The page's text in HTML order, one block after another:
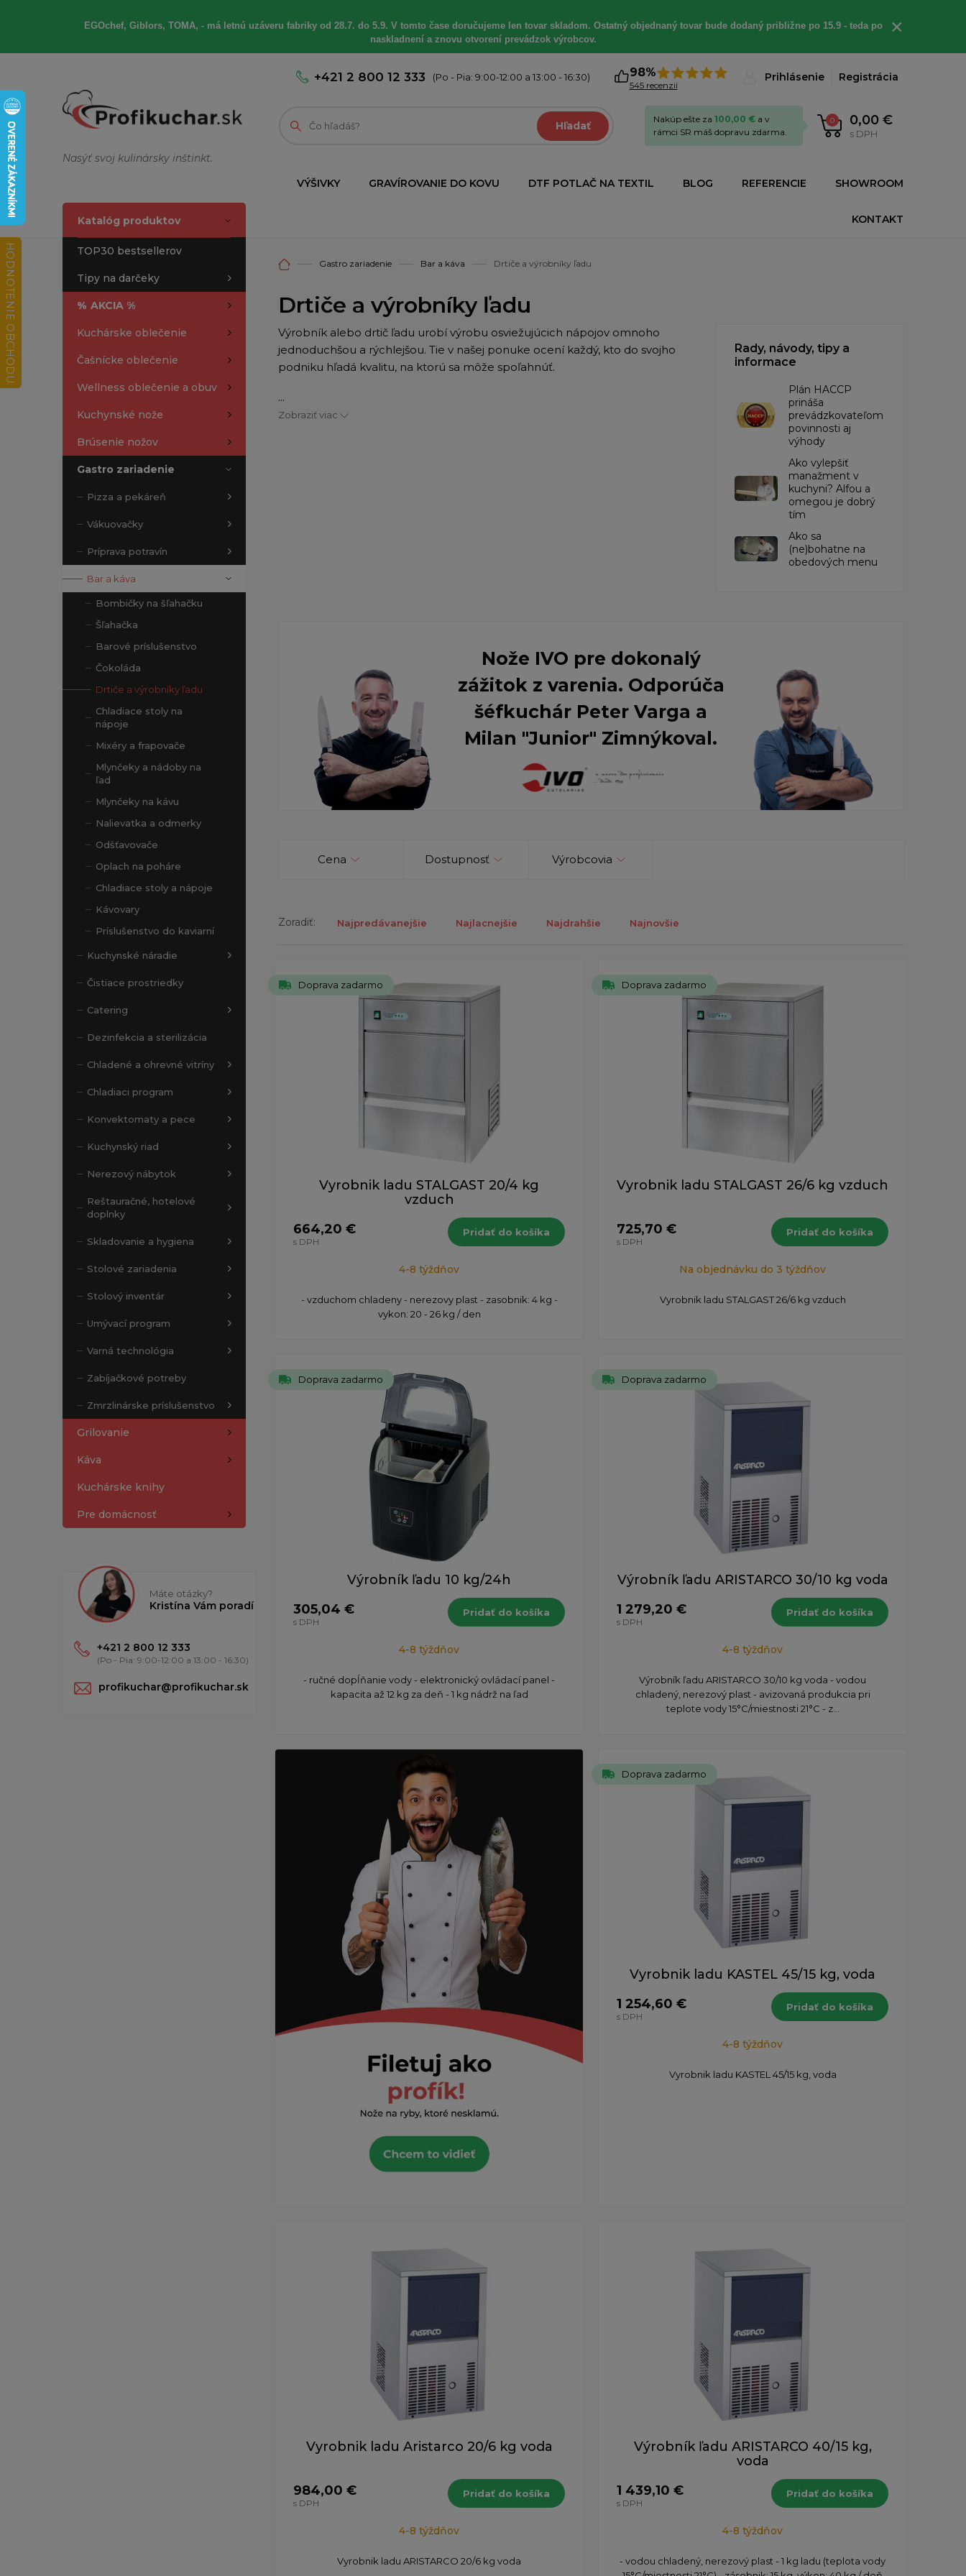
EGOchef, Giblors, TOMA, - má letnú uzáveru fabriky od 28.7. do 5.9. V tomto čase doručujeme len tovar skladom. Ostatný objednaný tovar bude dodaný približne po 15.9 - teda po
naskladnení a znovu otvorení prevádzok výrobcov.
×
Nasýť svoj kulinársky inštinkt.
+421 2 800 12 333 (Po - Pia: 9:00-12:00 a 13:00 - 16:30) 98%
545 recenzií
Prihlásenie Registrácia
Hľadať 0 0,00 €
s DPH
Nakúp ešte za 100,00 € a v
rámci SR máš dopravu zdarma.
VÝŠIVKY GRAVÍROVANIE DO KOVU DTF POTLAČ NA TEXTIL BLOG REFERENCIE SHOWROOM
KONTAKT
Katalóg produktov
TOP30 bestsellerov
Tipy na darčeky
% AKCIA %
Kuchárske oblečenie
Čašnícke oblečenie
Wellness oblečenie a obuv
Kuchynské nože
Brúsenie nožov
Gastro zariadenie
Pizza a pekáreň
Vákuovačky
Príprava potravín
Bar a káva
Bombičky na šľahačku
Šľahačka
Barové príslušenstvo
Čokoláda
Drtiče a výrobníky ľadu
Chladiace stoly na
nápoje
Mixéry a frapovače
Mlynčeky a nádoby na
ľad
Mlynčeky na kávu
Nalievatka a odmerky
Odšťavovače
Oplach na poháre
Chladiace stoly a nápoje
Kávovary
Príslušenstvo do kaviarní
Kuchynské náradie
Čistiace prostriedky
Catering
Dezinfekcia a sterilizácia
Chladené a ohrevné vitríny
Chladiaci program
Konvektomaty a pece
Kuchynský riad
Nerezový nábytok
Reštauračné, hotelové
doplnky
Skladovanie a hygiena
Stolové zariadenia
Stolový inventár
Umývací program
Varná technológia
Zabíjačkové potreby
Zmrzlinárske príslušenstvo
Grilovanie
Káva
Kuchárske knihy
Pre domácnosť
Máte otázky?
Kristína Vám poradí
+421 2 800 12 333
(Po - Pia: 9:00-12:00 a 13:00 - 16:30)
profikuchar@profikuchar.sk
Gastro zariadenie Bar a káva Drtiče a výrobníky ľadu
Drtiče a výrobníky ľadu
Výrobník alebo drtič ľadu urobí výrobu osviežujúcich nápojov omnoho
jednoduchšou a rýchlejšou. Tie v našej ponuke ocení každý, kto do svojho
podniku hľadá kvalitu, na ktorú sa môže spoľahnúť.
...
Zobraziť viac
Rady, návody, tipy a
informace
​Plán HACCP
prináša
prevádzkovateľom
povinnosti aj
výhody
Ako vylepšiť
manažment v
kuchyni? Alfou a
omegou je dobrý
tím
​Ako sa
(ne)bohatne na
obedových menu
Nože IVO pre dokonalý
zážitok z varenia. Odporúča
šéfkuchár Peter Varga a
Milan "Junior" Zimnýkoval.
Cena Dostupnosť Výrobcovia
Zoradiť: Najpredávanejšie Najlacnejšie Najdrahšie Najnovšie
Doprava zadarmo
Vyrobnik ladu STALGAST 20/4 kg
vzduch
664,20 €
s DPH
Pridať do košíka
4-8 týždňov
- vzduchom chladeny - nerezovy plast - zasobnik: 4 kg -
vykon: 20 - 26 kg / den
Doprava zadarmo
Vyrobnik ladu STALGAST 26/6 kg vzduch
725,70 €
s DPH
Pridať do košíka
Na objednávku do 3 týždňov
Vyrobnik ladu STALGAST 26/6 kg vzduch
Doprava zadarmo
Výrobník ľadu 10 kg/24h
305,04 €
s DPH
Pridať do košíka
4-8 týždňov
- ručné dopĺňanie vody - elektronický ovládací panel -
kapacita až 12 kg za deň - 1 kg nádrž na ľad
Doprava zadarmo
Výrobník ľadu ARISTARCO 30/10 kg voda
1 279,20 €
s DPH
Pridať do košíka
4-8 týždňov
Výrobník ľadu ARISTARCO 30/10 kg voda - vodou
chladený, nerezový plast - avizovaná produkcia pri
teplote vody 15°C/miestnosti 21°C - z...
Doprava zadarmo
Vyrobnik ladu KASTEL 45/15 kg, voda
1 254,60 €
s DPH
Pridať do košíka
4-8 týždňov
Vyrobnik ladu KASTEL 45/15 kg, voda
Vyrobnik ladu Aristarco 20/6 kg voda
984,00 €
s DPH
Pridať do košíka
4-8 týždňov
Vyrobnik ladu ARISTARCO 20/6 kg voda
Výrobník ľadu ARISTARCO 40/15 kg,
voda
1 439,10 €
s DPH
Pridať do košíka
4-8 týždňov
- vodou chladený, nerezový plast - 1 kg ladu (teplota vody
HODNOTENIE OBCHODU